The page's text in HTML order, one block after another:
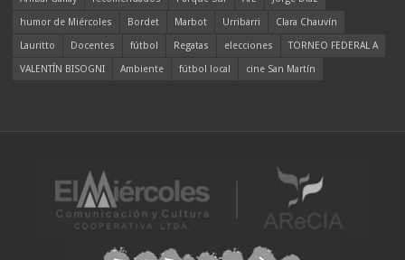
humor de Miércoles
Bordet Marbot Urribarri
Clara Chauvín
Lauritto
Docentes fútbol Regatas elecciones
TORNEO FEDERAL A
VALENTÍN BISOGNI
Ambiente fútbol local cine San Martín